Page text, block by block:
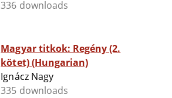
336 downloads
Magyar titkok: Regény (2.
kötet) (Hungarian)
Ignácz Nagy
335 downloads